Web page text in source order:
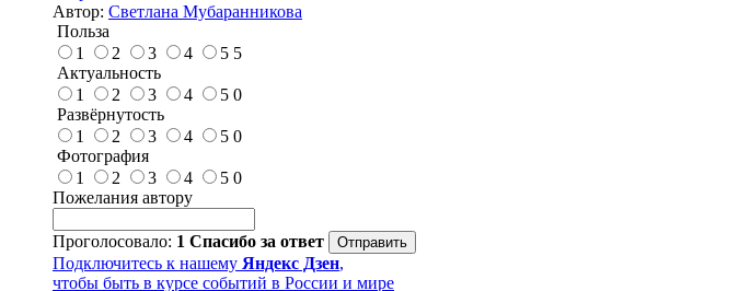
Автор: Светлана Мубаранникова
Польза
1
2 3 4 5 5
Актуальность
1
2 3 4 5 0
Развёрнутость
1
2 3 4 5 0
Фотография
1
2 3 4 5 0
Пожелания автору
Проголосовало: 1 Спасибо за ответ
Подключитесь к нашему Яндекс Дзен,
чтобы быть в курсе событий в России и мире